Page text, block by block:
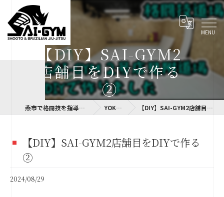
【DIY】SAI-GYM2
店舗目をDIYで作る
②
燕市で格闘技を指導するSAI-GYM YOKOLOG 【DIY】SAI-GYM2店舗目をDIYで作る②
【DIY】SAI-GYM2店舗目をDIYで作る
②
2024/08/29